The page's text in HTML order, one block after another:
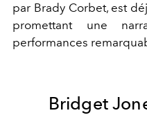
par Brady Corbet, est
promettant une
performances
Bridget